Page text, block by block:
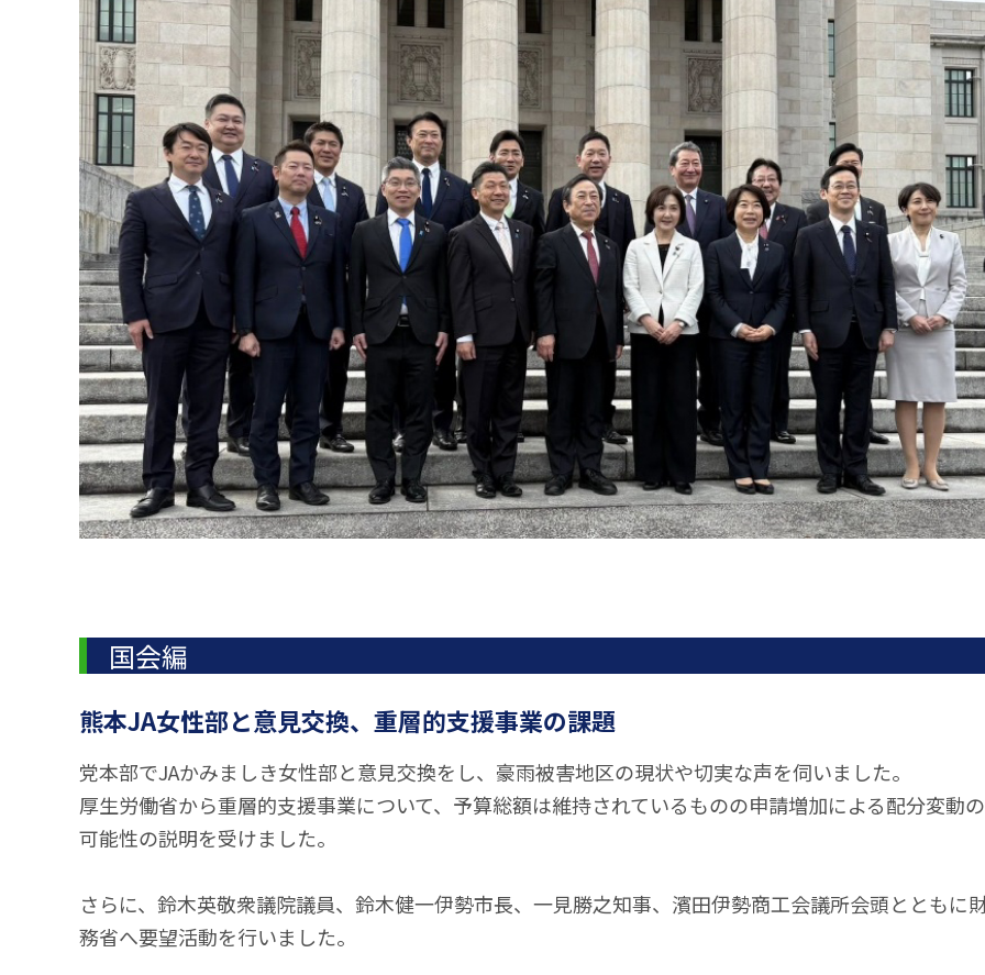
国会編
熊本JA女性部と意見交換、重層的支援事業の課題
党本部でJAかみましき女性部と意見交換をし、豪雨被害地区の現状や切実な声を伺いました。
厚生労働省から重層的支援事業について、予算総額は維持されているものの申請増加による配分変動の
可能性の説明を受けました。
さらに、鈴木英敬衆議院議員、鈴木健一伊勢市長、一見勝之知事、濱田伊勢商工会議所会頭とともに
務省へ要望活動を行いました。